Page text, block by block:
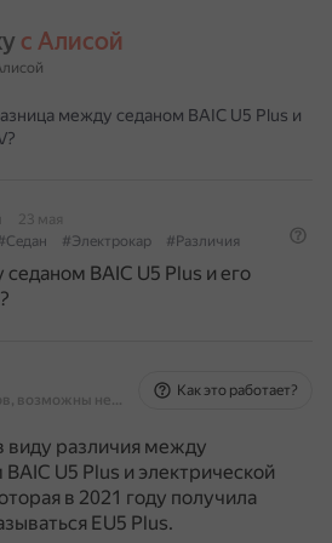
с Алисой
между седаном BAIC U5 Plus и
23 мая
#Электрокар #Различия
BAIC U5 Plus и его
На основе источников, возможны неточности
Как это работает?
различия между
U5 Plus и электрической
в 2021 году получила
EU5 Plus.